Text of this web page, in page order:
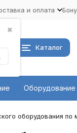
✖
и оплата
Каталог
Оборудование
оборудования